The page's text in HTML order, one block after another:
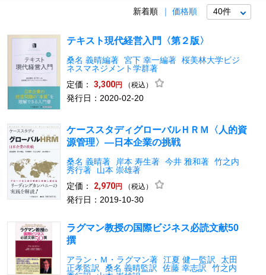
新着順 価格順
テキスト現代経営入門〈第２版〉
桑名 義晴編著 宮下 幸一編著 桜美林大学ビジ
ネスマネジメント学群著
定価：
3,300円 （税込）
発行日：2020-02-20
ケーススタディグローバルＨＲＭ〈人的資
源管理〉―日本企業の挑戦
桑名 義晴著 岸本 寿生著 今井 雅和著 竹之内
秀行著
山本 崇雄著
定価：
2,970円 （税込）
発行日：2019-10-30
ラグマン教授の国際ビジネス必読文献50
撰
アラン・Ｍ・ラグマン著 江夏 健一監訳
太田
正孝監訳
桑名 義晴監訳 佐藤 幸志訳
竹之内